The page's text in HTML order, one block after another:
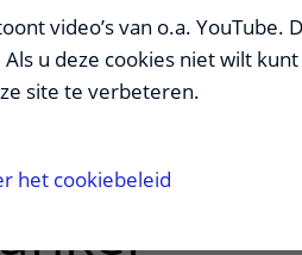
met
video’s van o.a.
u deze cookies niet wilt
site te verbeteren.
het cookiebeleid